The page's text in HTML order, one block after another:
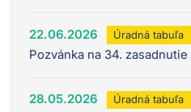
22.06.2026 Úradná tabuľa
Pozvánka na 34.
28.05.2026 Úradná tabuľa